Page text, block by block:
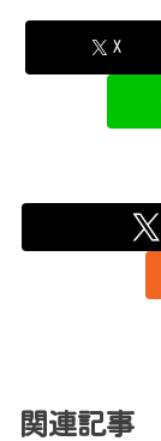
X
関連記事